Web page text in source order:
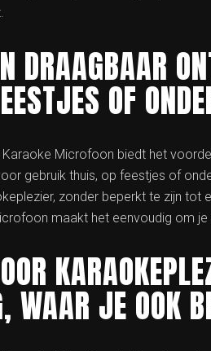
DRAAGBAAR
OF
Microfoon biedt het
gebruik thuis, op feestjes of
zonder beperkt te zijn
maakt het eenvoudig om
WAAR JE OOK